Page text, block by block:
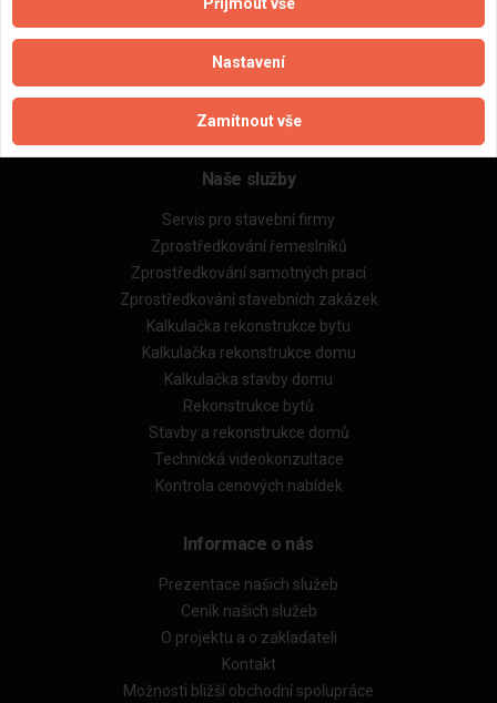
Zásady pro používání souborů cookie
Obchodní podmínky (zprostředkování)
Obchodní podmínky (rozpočtování)
Reference
Naše excelové tabulky online
Naše služby
Servis pro stavební firmy
Zprostředkování řemeslníků
Zprostředkování samotných prací
Zprostředkování stavebních zakázek
Kalkulačka rekonstrukce bytu
Kalkulačka rekonstrukce domu
Kalkulačka stavby domu
Rekonstrukce bytů
Stavby a rekonstrukce domů
Technická videokonzultace
Kontrola cenových nabídek
Informace o nás
Prezentace našich služeb
Ceník našich služeb
O projektu a o zakladateli
Kontakt
Možnosti bližší obchodní spolupráce
Nastavení
Zamítnout vše